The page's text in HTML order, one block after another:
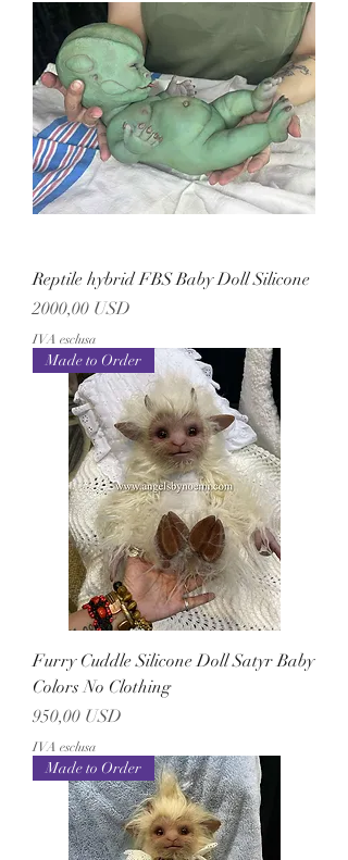
Reptile hybrid FBS Baby Doll Silicone
Prezzo
2000,00 USD
IVA esclusa
Made to Order
Furry Cuddle Silicone Doll Satyr Baby
Colors No Clothing
Prezzo
950,00 USD
IVA esclusa
Made to Order